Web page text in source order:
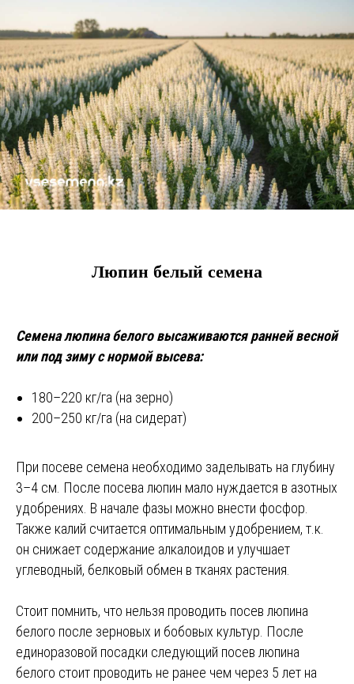
Люпин белый семена
Семена люпина белого высаживаются ранней весной
или под зиму с нормой высева:
180–220 кг/га (на зерно)
200–250 кг/га (на сидерат)
При посеве семена необходимо заделывать на глубину
3–4 см. После посева люпин мало нуждается в азотных
удобрениях. В начале фазы можно внести фосфор.
Также калий считается оптимальным удобрением, т.к.
он снижает содержание алкалоидов и улучшает
углеводный, белковый обмен в тканях растения.
Стоит помнить, что нельзя проводить посев люпина
белого после зерновых и бобовых культур. После
единоразовой посадки следующий посев люпина
белого стоит проводить не ранее чем через 5 лет на